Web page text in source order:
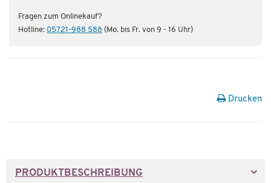
Fragen zum Onlinekauf?
Hotline: 05721-988 588 (Mo. bis Fr. von 9 - 16 Uhr)
Drucken
PRODUKTBESCHREIBUNG